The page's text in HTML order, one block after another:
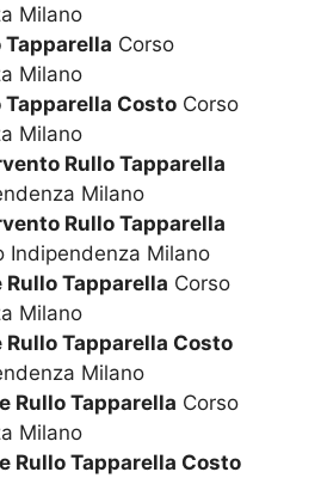
Milano
Tapparella Corso
Milano
Tapparella Costo Corso
Milano
Rullo Tapparella
Milano
Rullo Tapparella
Indipendenza Milano
Rullo Tapparella Corso
Milano
Rullo Tapparella Costo
Milano
Rullo Tapparella Corso
Milano
Rullo Tapparella Costo